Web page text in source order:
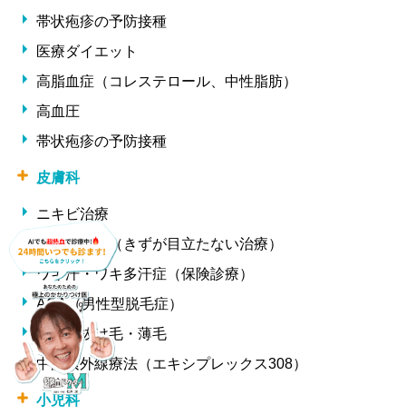
帯状疱疹の予防接種
医療ダイエット
高脂血症（コレステロール、中性脂肪）
高血圧
帯状疱疹の予防接種
皮膚科
ニキビ治療
ほくろ除去（きずが目立たない治療）
ワキ汗・ワキ多汗症（保険診療）
AGA（男性型脱毛症）
女性の抜け毛・薄毛
中波紫外線療法（エキシプレックス308）
小児科